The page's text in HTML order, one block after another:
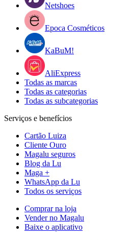
Netshoes
Epoca Cosméticos
KaBuM!
AliExpress
Todas as marcas
Todas as categorias
Todas as subcategorias
Serviços e benefícios
Cartão Luiza
Cliente Ouro
Magalu seguros
Blog da Lu
Maga +
WhatsApp da Lu
Todos os serviços
Comprar na loja
Vender no Magalu
Baixe o aplicativo